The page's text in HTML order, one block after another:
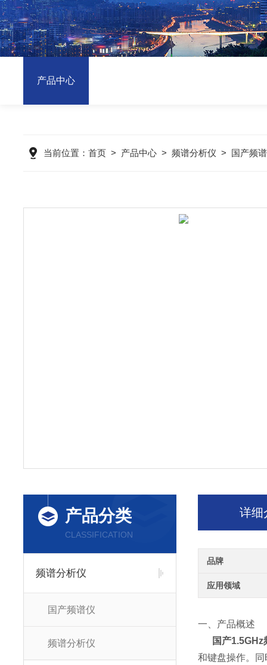
产品中心
当前位置： 首页 > 产品中心 > 频谱分析仪 > 国产频
产品分类
CLASSIFICATION
频谱分析仪
国产频谱仪
频谱分析仪
详细
品牌
应用领域
一、产品概述
国产
和键盘操作。